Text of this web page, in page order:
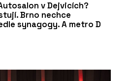
Autosalon v Dejvicích?
Brno nechce
synagogy. A metro D